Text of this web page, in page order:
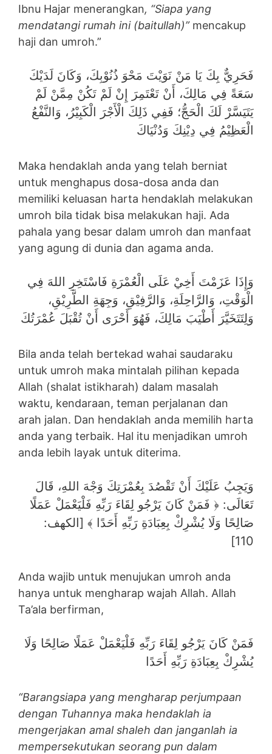
Ibnu Hajar menerangkan, “Siapa yang
mendatangi rumah ini (baitullah)”mencakup
haji dan umroh.”
فَحَرِيٌّ بِكَ يَا مَنْ نَوَيْتَ مَحْوَ ذُنُوْبِكَ، وَكَانَ لَدَيْكَ
سَعَةً فِي مَالِكَ، أَنْ تَعْتَمِرَ إِنْ لَمْ تَكُنْ مِمَّنْ لَمْ
يَتَيَسَّرْ لَكَ الْحَجُّ؛ فَفِي ذَلِكَ الْأَجْرَ الْكَبِيْرُ، وَالنَّفْعُ
الْعَظِيْمُ فِي دِيْنِكَ وَدُنْيَاكَ
Maka hendaklah anda yang telah berniat
untuk menghapus dosa-dosa anda dan
memiliki keluasan harta hendaklah melakukan
umroh bila tidak bisa melakukan haji. Ada
pahala yang besar dalam umroh dan manfaat
yang agung di dunia dan agama anda.
وَإِذَا عَزَمْتَ أَخِيْ عَلَى الْعُمْرَةِ فَاسْتَخِرِ اللهَ فِي
الْوَقْتِ، وَالرَّاحِلَةِ، وَالرَّفِيْقِ، وَجِهَةِ الطَّرِيْقِ،
وَلِتَتَخَيَّرَ أَطْيَبَ مَالِكَ، فَهُوَ أَحْرَى أَنْ تُقْبَلَ عُمْرَتُكَ
Bila anda telah bertekad wahai saudaraku
untuk umroh maka mintalah pilihan kepada
Allah (shalat istikharah) dalam masalah
waktu, kendaraan, teman perjalanan dan
arah jalan. Dan hendaklah anda memilih harta
anda yang terbaik. Hal itu menjadikan umroh
anda lebih layak untuk diterima.
وَيَجِبُ عَلَيْكَ أَنْ تَقْصُدَ بِعُمْرَتِكَ وَجْهَ اللهِ، قَالَ
تَعَالَى: ﴿ فَمَنْ كَانَ يَرْجُو لِقَاءَ رَبِّهِ فَلْيَعْمَلْ عَمَلًا
صَالِحًا وَلَا يُشْرِكْ بِعِبَادَةِ رَبِّهِ أَحَدًا ﴾ [الكهف:
110]
Anda wajib untuk menujukan umroh anda
hanya untuk mengharap wajah Allah. Allah
Ta’ala berfirman,
فَمَنْ كَانَ يَرْجُو لِقَاءَ رَبِّهِ فَلْيَعْمَلْ عَمَلًا صَالِحًا وَلَا
يُشْرِكْ بِعِبَادَةِ رَبِّهِ أَحَدًا
“Barangsiapa yang mengharap perjumpaan
dengan Tuhannya maka hendaklah ia
mengerjakan amal shaleh dan janganlah ia
mempersekutukan seorang pun dalam